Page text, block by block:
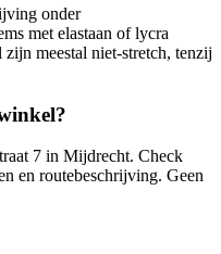
onder
met elastaan of lycra
meestal niet-stretch, tenzij
7 in Mijdrecht. Check
en routebeschrijving. Geen